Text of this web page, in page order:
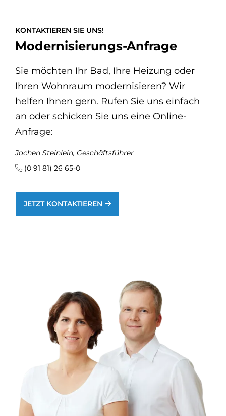
KONTAKTIEREN SIE UNS!
Modernisierungs-Anfrage
Sie möchten Ihr Bad, Ihre Heizung oder
Ihren Wohnraum modernisieren? Wir
helfen Ihnen gern. Rufen Sie uns einfach
an oder schicken Sie uns eine Online-
Anfrage:
Jochen Steinlein, Geschäftsführer
(0 91 81) 26 65-0
JETZT KONTAKTIEREN